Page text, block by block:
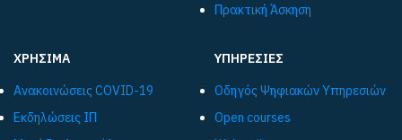
Πρακτική Άσκηση
ΧΡΗΣΙΜΑ
Ανακοινώσεις COVID-19
Εκδηλώσεις ΙΠ
ΥΠΗΡΕΣΙΕΣ
Οδηγός Ψηφιακών Υπηρεσιών
Open courses